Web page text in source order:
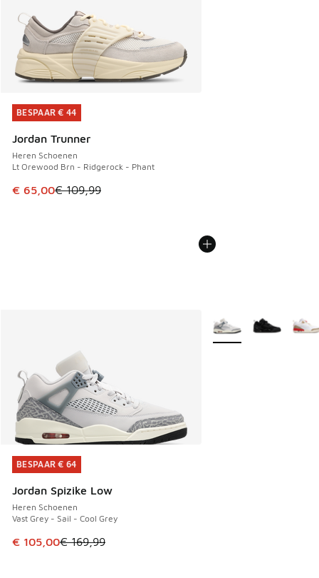
BESPAAR € 44
Jordan Trunner
Heren Schoenen
Lt Orewood Brn - Ridgerock - Phant
Dit artikel is in de uitverkoop. Dit artikel is in de
€ 65,00€ 109,99
BESPAAR € 44
BESPAAR € 64
Jordan Spizike Low
Heren Schoenen
Vast Grey - Sail - Cool Grey
Dit artikel is in de uitverkoop. Dit artikel is in de
€ 105,00€ 169,99
BESPAAR € 64
Meer kleuren